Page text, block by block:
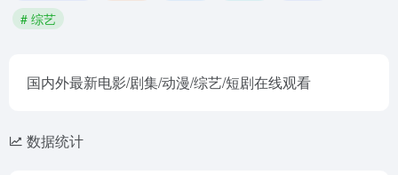
# 综艺
国内外最新电影/剧集/动漫/综艺/短剧在线观看
数据统计